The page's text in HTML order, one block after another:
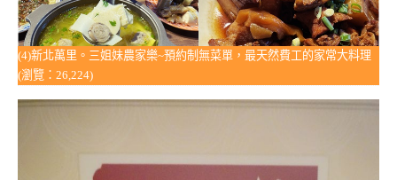
(4)新北萬里。三姐妹農家樂~預約制無菜單，最天然費工的家常大料理
(瀏覽：26,224)